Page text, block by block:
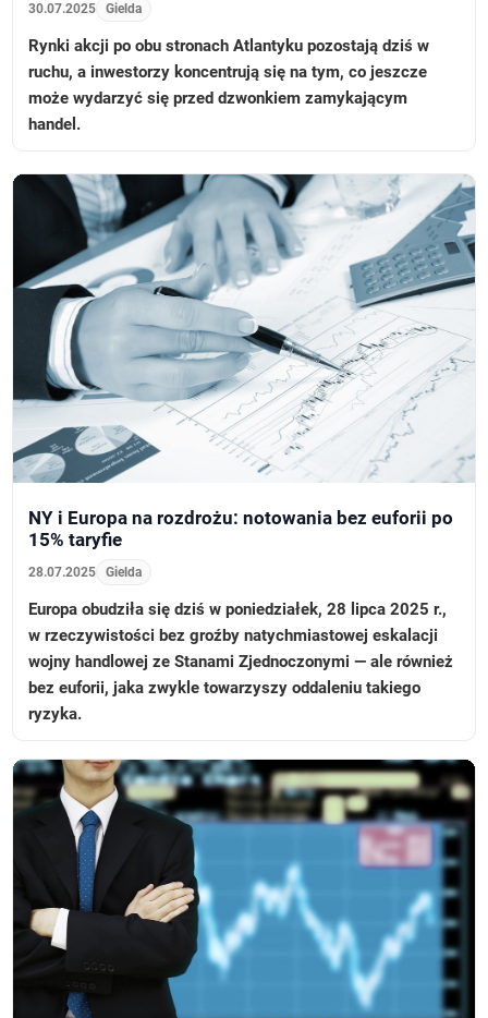
30.07.2025 Gielda
Rynki akcji po obu stronach Atlantyku pozostają dziś w
ruchu, a inwestorzy koncentrują się na tym, co jeszcze
może wydarzyć się przed dzwonkiem zamykającym
handel.
NY i Europa na rozdrożu: notowania bez euforii po
15% taryfie
28.07.2025 Gielda
Europa obudziła się dziś w poniedziałek, 28 lipca 2025 r.,
w rzeczywistości bez groźby natychmiastowej eskalacji
wojny handlowej ze Stanami Zjednoczonymi — ale również
bez euforii, jaka zwykle towarzyszy oddaleniu takiego
ryzyka.